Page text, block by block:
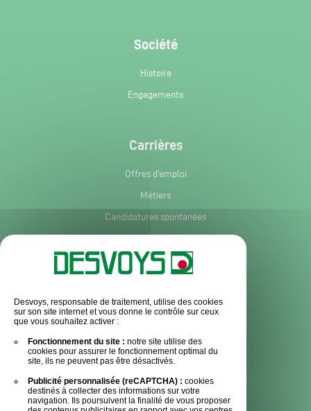
Société
Histoire
Engagements
Carrières
Offres d'emploi
Métiers
Candidatures spontanées
Services et informations
Service après-vente
Pièces détachées
Actualités
Espace Presse
Contact
Desvoys, responsable de traitement, utilise des cookies
sur son site internet et vous donne le contrôle sur ceux
que vous souhaitez activer :
Fonctionnement du site : notre site utilise des
cookies pour assurer le fonctionnement optimal du
site, ils ne peuvent pas être désactivés.
Publicité personnalisée (reCAPTCHA) : cookies
destinés à collecter des informations sur votre
navigation. Ils poursuivent la finalité de vous proposer